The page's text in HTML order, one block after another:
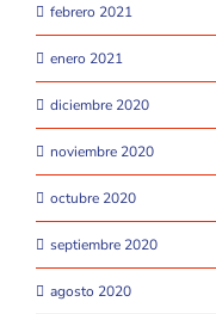
febrero 2021
enero 2021
diciembre 2020
noviembre 2020
octubre 2020
septiembre 2020
agosto 2020